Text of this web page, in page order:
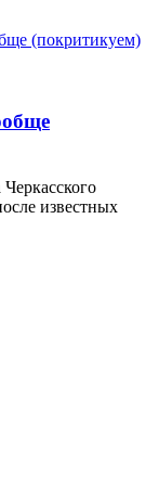
(покритикуем)
известных